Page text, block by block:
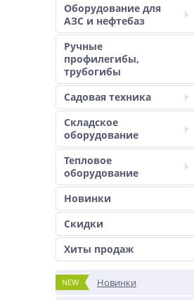
Оборудование для
АЗС и нефтебаз
Ручные
профилегибы,
трубогибы
Садовая техника
Складское
оборудование
Тепловое
оборудование
Новинки
Скидки
Хиты продаж
NEW Новинки